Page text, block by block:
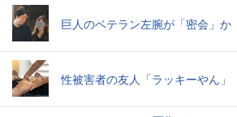
巨人のベテラン左腕が「密会」か
性被害者の友人「ラッキーやん」